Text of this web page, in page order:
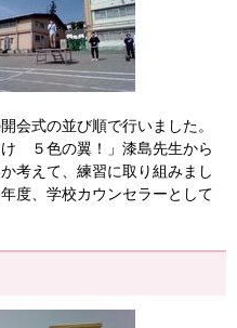
会式の並び順で行いました。
５色の翼！」漆島先生から
考えて、練習に取り組みまし
度、学校カウンセラーとして